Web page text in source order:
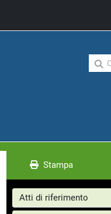
Stampa
Atti di riferimento